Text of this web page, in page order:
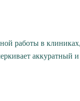
работы в клиниках,
аккуратный